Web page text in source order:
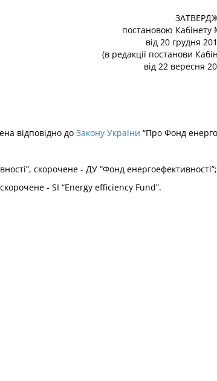
постановою Кабінету
від 20 грудня
(в редакції постанови
від 22 вересня
відповідно до Закону України “Про Фонд
скорочене - ДУ “Фонд енергоефективності”;
- SI “Energy efficiency Fund”.